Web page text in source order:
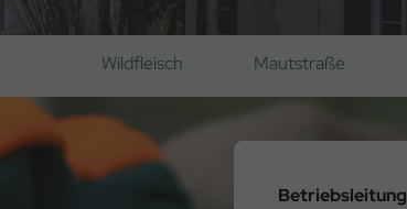
Wildfleisch Mautstraße
Betriebsleitung